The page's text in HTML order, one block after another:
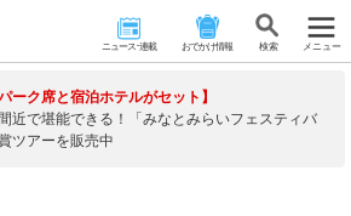
ニュース･連載 おでかけ情報 検 索 メニュー
パーク席と宿泊ホテルがセット】
近で堪能できる！「みなとみらいフェスティバ
ツアーを販売中